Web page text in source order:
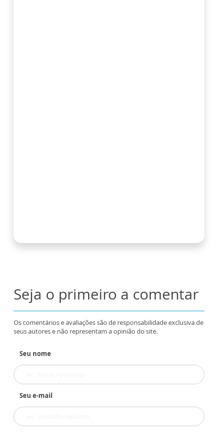
Seja o primeiro a comentar
Os comentários e avaliações são de responsabilidade exclusiva de
seus autores e não representam a opinião do site.
Seu nome
Seu e-mail